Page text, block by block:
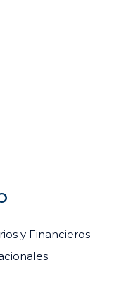
y Financieros